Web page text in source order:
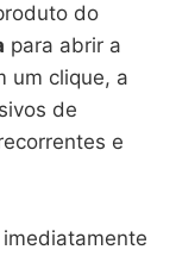
do
para abrir a
um clique, a
de
e